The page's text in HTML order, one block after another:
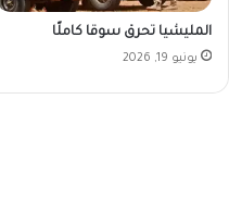
المليشيا تحرق سوقا كاملًا
يونيو 19, 2026